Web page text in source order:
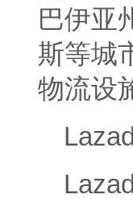
巴伊亚
斯等城
物流设